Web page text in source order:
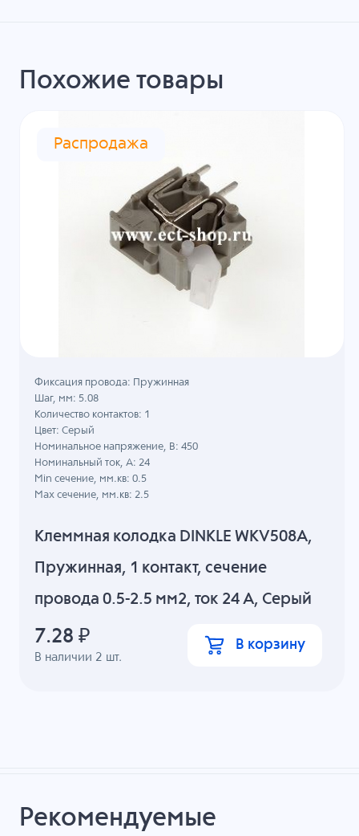
Похожие товары
Распродажа
Клеммная колодка DINKLE WKV508A,
Пружинная, 1 контакт, сечение
провода 0.5-2.5 мм2, ток 24 A, Серый
В наличии 2 шт.
Фиксация провода: Пружинная
Шаг, мм: 5.08
Количество контактов: 1
Цвет: Серый
Номинальное напряжение, B: 450
Номинальный ток, А: 24
Min сечение, мм.кв: 0.5
Max сечение, мм.кв: 2.5
7.28 ₽ В корзину
Рекомендуемые